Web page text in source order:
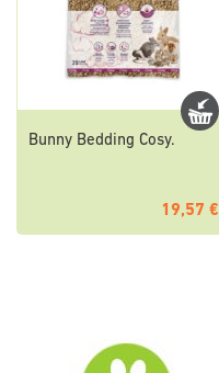
Bunny Bedding Cosy.
19,57 €